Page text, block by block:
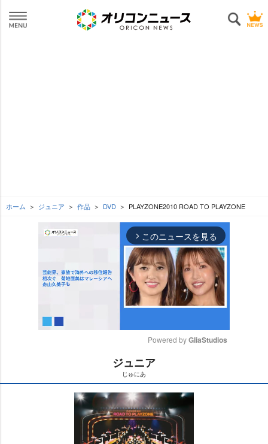
ホーム ジュニア 作品 DVD PLAYZONE2010 ROAD TO PLAYZONE
arrow_forward_ios このニュースを見る
t
e
Powered by GliaStudios
ジュニア
じゅにあ